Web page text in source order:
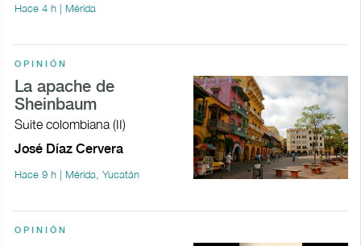
Hace 4 h | Mérida
OPINIÓN
La apache de
Sheinbaum
Suite colombiana (II)
José Díaz Cervera
Hace 9 h | Mérida, Yucatán
OPINIÓN